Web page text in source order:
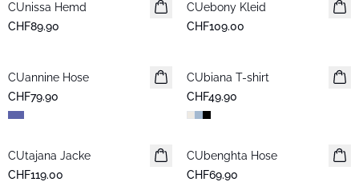
Neuheiten
CUnissa Hemd
CHF89.90
Neuheiten
CUebony Kleid
CHF109.00
Neuheiten
CUannine Hose
CHF79.90
Neuheiten
CUbiana T-shirt
CHF49.90
Neuheiten
CUtajana Jacke
CHF119.00
Neuheiten
CUbenghta Hose
CHF69.90